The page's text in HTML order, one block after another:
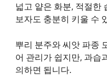
넓고 얕은 화분, 적절한
보자도 충분히 키울 수
뿌리 분주와 씨앗 파종
어 관리가 쉽지만, 과습
의하면 됩니다.